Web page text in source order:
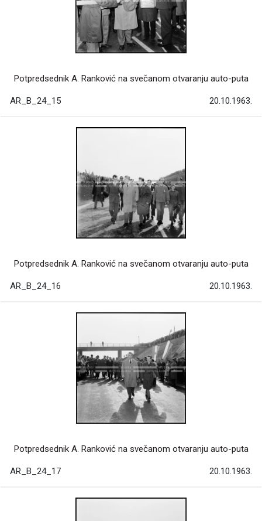
Potpredsednik A. Ranković na svečanom otvaranju auto-puta
AR_B_24_15 20.10.1963.
Potpredsednik A. Ranković na svečanom otvaranju auto-puta
AR_B_24_16 20.10.1963.
Potpredsednik A. Ranković na svečanom otvaranju auto-puta
AR_B_24_17 20.10.1963.